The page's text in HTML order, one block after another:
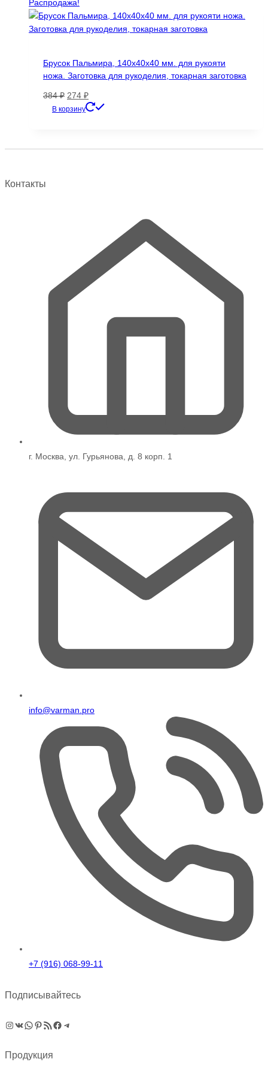
Распродажа!
Брусок Пальмира, 140х40х40 мм. для рукояти
ножа. Заготовка для рукоделия, токарная заготовка
384₽ Первоначальная
цена
274 ₽Текущая
цена:
В корзину
Контакты
г. Москва, ул. Гурьянова, д. 8 корп. 1
info@varman.pro
+7 (916) 068-99-11
Подписывайтесь
Instagram
ВКонтакте
WhatsApp
Pinterest
RSS-рассылка
Facebook
Telegram
Продукция